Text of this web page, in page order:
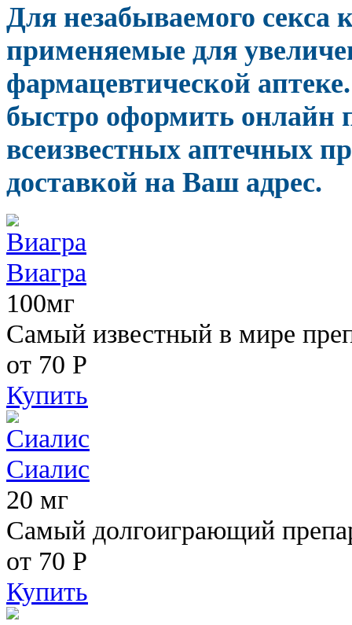
Для незабываемого секса
применяемые для
фармацевтической
быстро оформить онлайн
всеизвестных аптечных
доставкой на Ваш адрес.
Виагра
100мг
Самый известный в мире
от 70 Р
Купить
Сиалис
20 мг
Самый долгоиграющий
от 70 Р
Купить